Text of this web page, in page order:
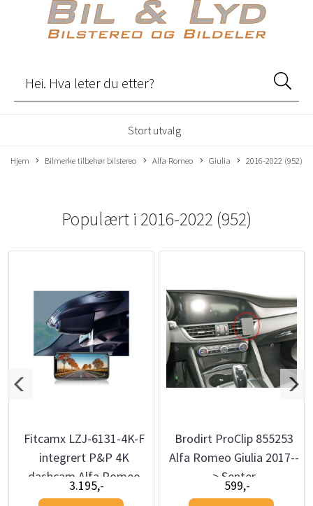
Stort utvalg
Hjem Bilmerke tilbehør bilstereo Alfa Romeo Giulia 2016-2022 (952)
Populært i 2016-2022 (952)
Fitcamx LZJ-6131-4K-F
integrert P&P 4K
dashcam Alfa Romeo
Giulia / Stelvio (2016–>)
3.195,-
Brodirt ProClip 855253
Alfa Romeo Giulia 2017--
> Senter
599,-